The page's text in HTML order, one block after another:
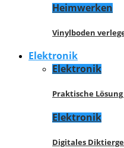
Heimwerken
Vinylboden
Elektronik
Elektronik
Praktische
Elektronik
Digitales